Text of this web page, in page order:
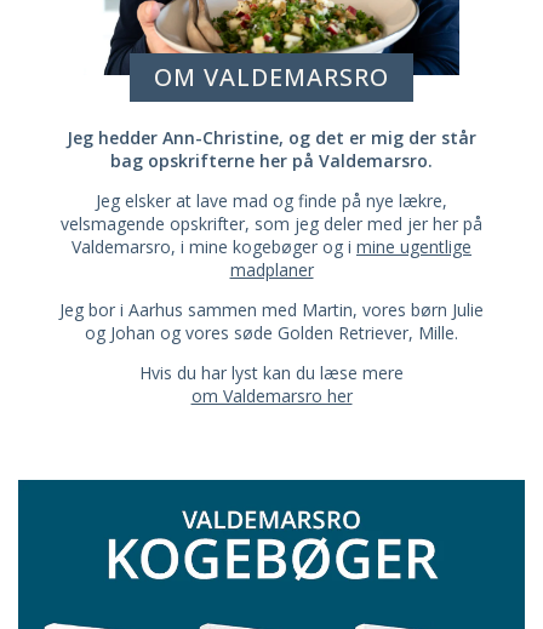
OM VALDEMARSRO
Jeg hedder Ann-Christine, og det er mig der står
bag opskrifterne her på Valdemarsro.
Jeg elsker at lave mad og finde på nye lækre,
velsmagende opskrifter, som jeg deler med jer her på
Valdemarsro, i mine kogebøger og i mine ugentlige
madplaner
Jeg bor i Aarhus sammen med Martin, vores børn Julie
og Johan og vores søde Golden Retriever, Mille.
Hvis du har lyst kan du læse mere
om Valdemarsro her